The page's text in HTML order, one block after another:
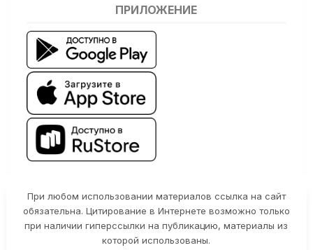
ПРИЛОЖЕНИЕ
При любом использовании материалов ссылка на сайт
обязательна. Цитирование в Интернете возможно только
при наличии гиперссылки на публикацию, материалы из
которой использованы.